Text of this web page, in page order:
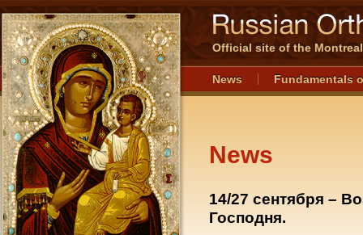
Official site of the
News Fundamentals
News
14/27 сентября –
Господня.